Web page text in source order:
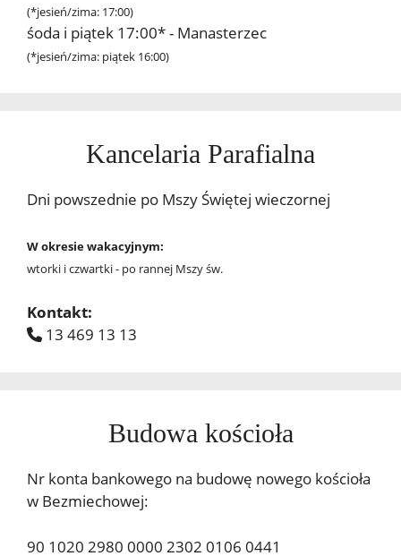
(*jesień/zima: 17:00)
śoda i piątek 17:00* - Manasterzec
(*jesień/zima: piątek 16:00)
Kancelaria Parafialna
Dni powszednie po Mszy Świętej wieczornej
W okresie wakacyjnym:
wtorki i czwartki - po rannej Mszy św.
Kontakt:
13 469 13 13
Budowa kościoła
Nr konta bankowego na budowę nowego kościoła
w Bezmiechowej:
90 1020 2980 0000 2302 0106 0441